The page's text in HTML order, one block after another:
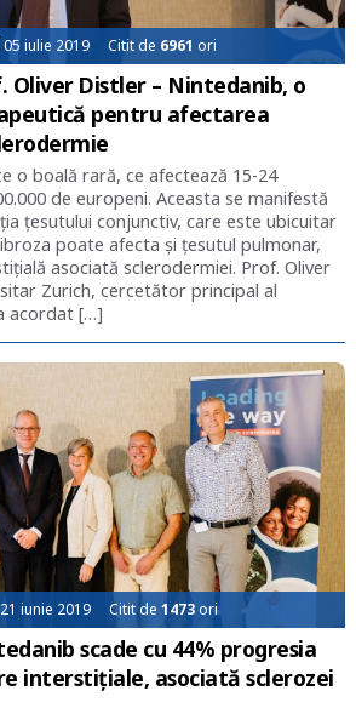
05 iulie 2019 Citit de 6961 ori
Oliver Distler – Nintedanib, o
pentru afectarea
o boală rară, ce afectează 15-24
de europeni. Aceasta se manifestă
țesutului conjunctiv, care este ubicuitar
poate afecta și țesutul pulmonar,
asociată sclerodermiei. Prof. Oliver
Zurich, cercetător principal al
acordat […]
21 iunie 2019 Citit de1473 ori
scade cu 44% progresia
interstițiale, asociată sclerozei